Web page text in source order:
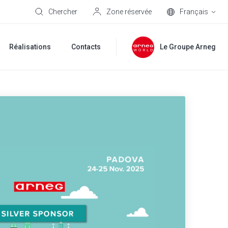
Chercher Zone réservée Français
Réalisations Contacts Le Groupe Arneg